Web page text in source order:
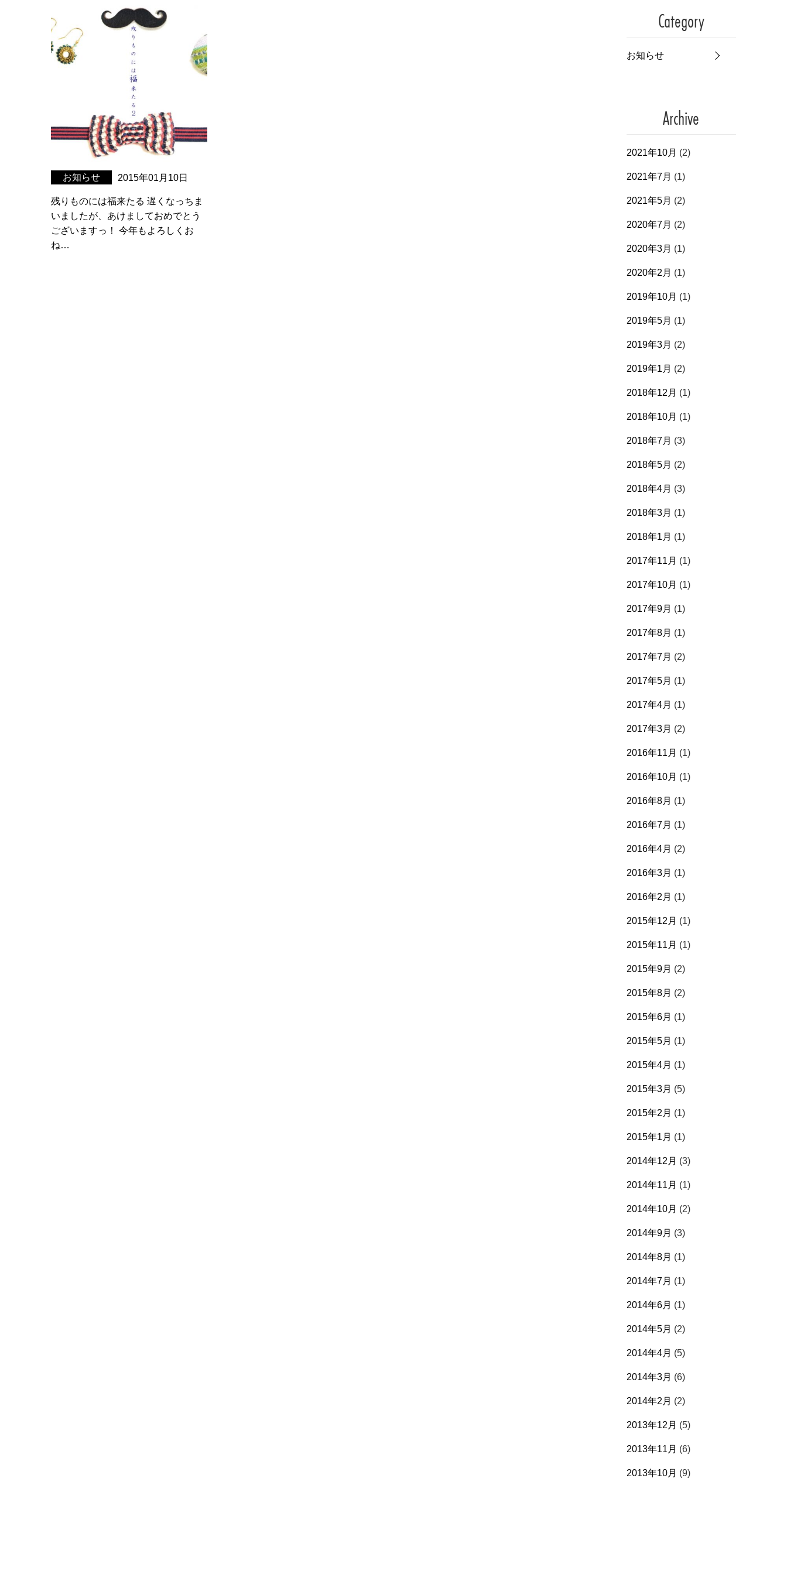
お知らせ 2015年01月10日
残りものには福来たる 遅くなっちま
いましたが、あけましておめでとう
ございますっ！ 今年もよろしくお
ね…
Category
お知らせ
Archive
2021年10月 (2)
2021年7月 (1)
2021年5月 (2)
2020年7月 (2)
2020年3月 (1)
2020年2月 (1)
2019年10月 (1)
2019年5月 (1)
2019年3月 (2)
2019年1月 (2)
2018年12月 (1)
2018年10月 (1)
2018年7月 (3)
2018年5月 (2)
2018年4月 (3)
2018年3月 (1)
2018年1月 (1)
2017年11月 (1)
2017年10月 (1)
2017年9月 (1)
2017年8月 (1)
2017年7月 (2)
2017年5月 (1)
2017年4月 (1)
2017年3月 (2)
2016年11月 (1)
2016年10月 (1)
2016年8月 (1)
2016年7月 (1)
2016年4月 (2)
2016年3月 (1)
2016年2月 (1)
2015年12月 (1)
2015年11月 (1)
2015年9月 (2)
2015年8月 (2)
2015年6月 (1)
2015年5月 (1)
2015年4月 (1)
2015年3月 (5)
2015年2月 (1)
2015年1月 (1)
2014年12月 (3)
2014年11月 (1)
2014年10月 (2)
2014年9月 (3)
2014年8月 (1)
2014年7月 (1)
2014年6月 (1)
2014年5月 (2)
2014年4月 (5)
2014年3月 (6)
2014年2月 (2)
2013年12月 (5)
2013年11月 (6)
2013年10月 (9)